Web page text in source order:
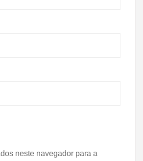
neste navegador para a